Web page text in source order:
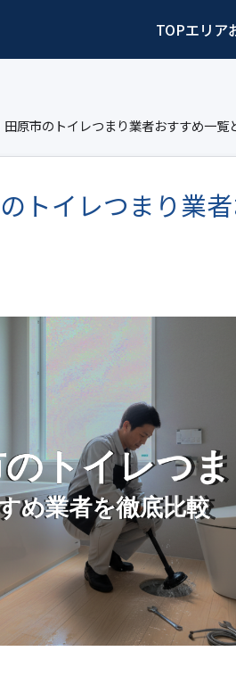
TOPエリア
田原市のトイレつまり業者おすすめ一覧
トイレつまり業